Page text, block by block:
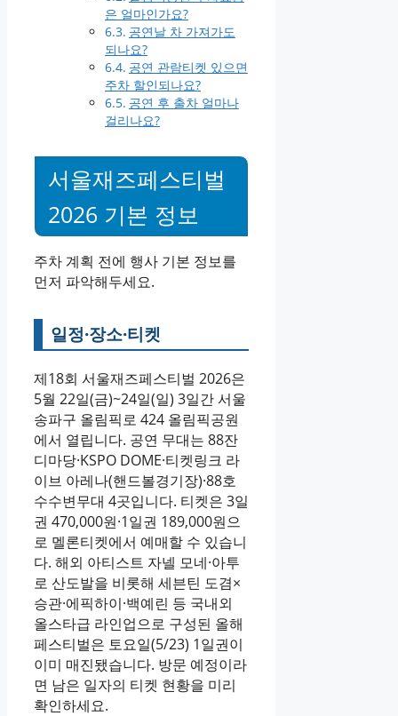
은 얼마인가요?
공연날 차 가져가도
되나요?
공연 관람티켓 있으면
주차 할인되나요?
공연 후 출차 얼마나
걸리나요?
서울재즈페스티벌
2026 기본 정보
주차 계획 전에 행사 기본 정보를
먼저 파악해두세요.
일정·장소·티켓
제18회 서울재즈페스티벌 2026은
5월 22일(금)~24일(일) 3일간 서울
송파구 올림픽로 424 올림픽공원
에서 열립니다. 공연 무대는 88잔
디마당·KSPO DOME·티켓링크 라
이브 아레나(핸드볼경기장)·88호
수수변무대 4곳입니다. 티켓은 3일
권 470,000원·1일권 189,000원으
로 멜론티켓에서 예매할 수 있습니
다. 해외 아티스트 자넬 모네·아투
로 산도발을 비롯해 세븐틴 도겸×
승관·에픽하이·백예린 등 국내외
올스타급 라인업으로 구성된 올해
페스티벌은 토요일(5/23) 1일권이
이미 매진됐습니다. 방문 예정이라
면 남은 일자의 티켓 현황을 미리
확인하세요.